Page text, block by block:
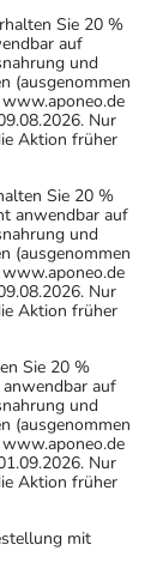
Sie 20 %
auf
und
(ausgenommen
Nur
Aktion früher
Sie 20 %
anwendbar auf
und
(ausgenommen
Nur
Aktion früher
Sie 20 %
auf
und
(ausgenommen
Nur
Aktion früher
mit